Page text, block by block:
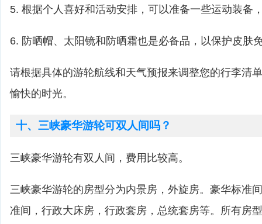
5. 根据个人喜好和活动安排，可以准备一些运动装备
6. 防晒帽、太阳镜和防晒霜也是必备品，以保护皮肤
请根据具体的游轮航线和天气预报来调整您的行李清
愉快的时光。
十、三峡豪华游轮可双人间吗？
三峡豪华游轮有双人间，费用比较高。
三峡豪华游轮的房型分为内景房，外旋房。豪华标准
准间，行政大床房，行政套房，总统套房等。所有房